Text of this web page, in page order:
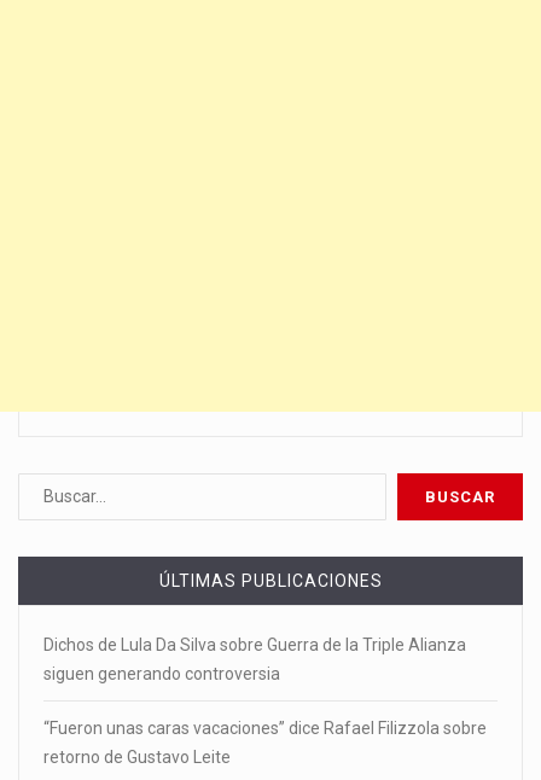
ÚLTIMAS PUBLICACIONES
Dichos de Lula Da Silva sobre Guerra de la Triple Alianza
siguen generando controversia
“Fueron unas caras vacaciones” dice Rafael Filizzola sobre
retorno de Gustavo Leite